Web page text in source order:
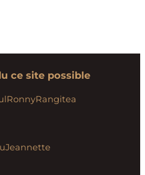
ce site possible
RonnyRangitea
Jeannette